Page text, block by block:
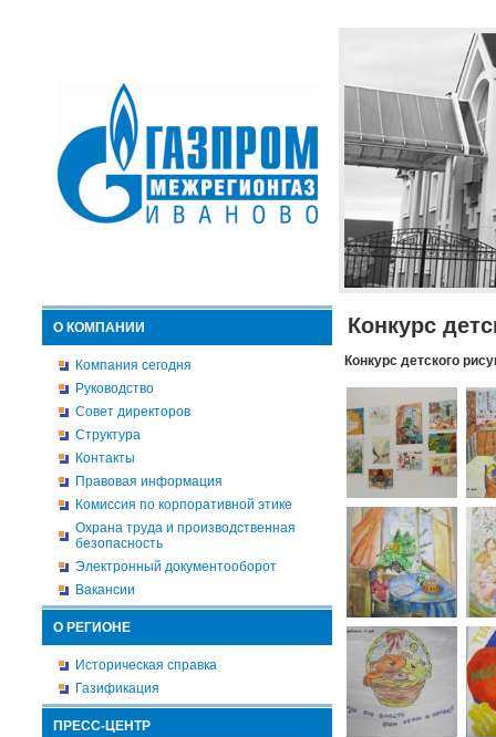
О КОМПАНИИ
Компания сегодня
Руководство
Совет директоров
Структура
Контакты
Правовая информация
Комиссия по корпоративной этике
Охрана труда и производственная
безопасность
Электронный документооборот
Вакансии
О РЕГИОНЕ
Историческая справка
Газификация
ПРЕСС-ЦЕНТР
Конкурс
Конкурс детского